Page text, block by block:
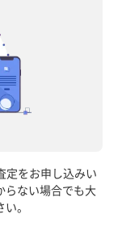
定をお申し込みい
らない場合でも大
。